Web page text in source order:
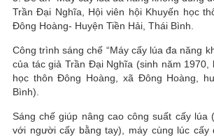
Trần Đại Nghĩa, Hội viên hội Khuyến học
Đông Hoàng- Huyện Tiền Hải, Thái Bình.
Công trình sáng chế “Máy cấy lúa đa năng
của tác giả Trần Đại Nghĩa (sinh năm 1970,
học thôn Đông Hoàng, xã Đông Hoàng,
Bình).
Sáng chế giúp nâng cao công suất cấy lúa
với người cấy bằng tay), máy cùng lúc cấy